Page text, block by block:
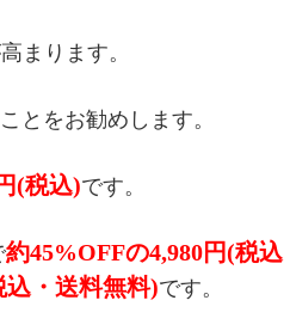
まります。
とをお勧めします。
(税込)です。
約45%OFFの4,980円(税
込・送料無料)です。